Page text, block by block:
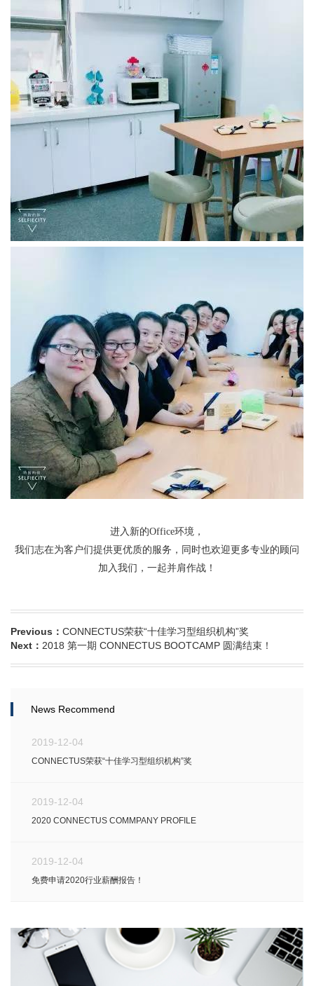
进入新的Office环境，
我们志在为客户们提供更优质的服务，同时也欢迎更多专业的顾问
加入我们，一起并肩作战！
Previous： CONNECTUS荣获“十佳学习型组织机构”奖
Next： 2018 第一期 CONNECTUS BOOTCAMP 圆满结束！
News Recommend
2019-12-04
CONNECTUS荣获“十佳学习型组织机构”奖
2019-12-04
2020 CONNECTUS COMMPANY PROFILE
2019-12-04
免费申请2020行业薪酬报告！